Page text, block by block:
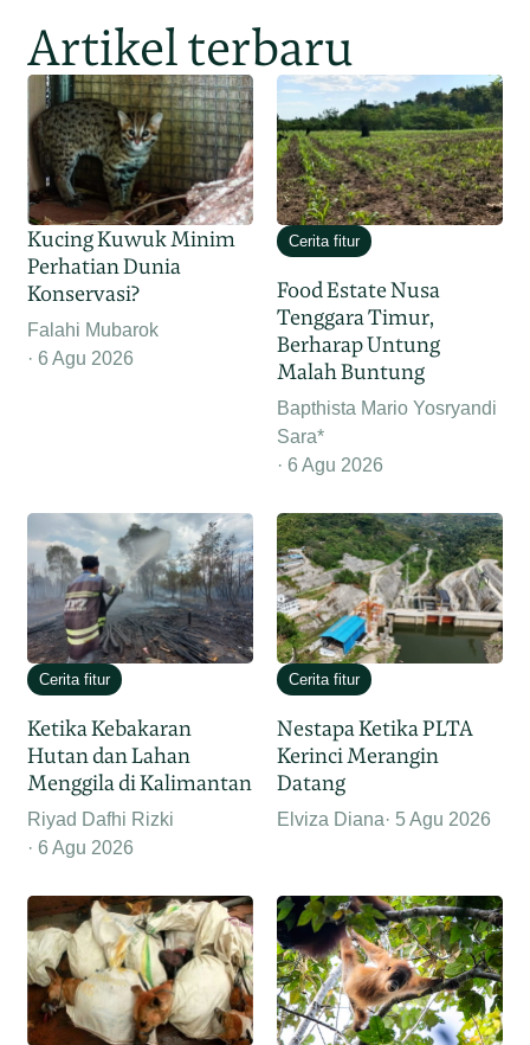
Artikel terbaru
Kucing Kuwuk Minim
Perhatian Dunia
Konservasi?
Falahi Mubarok
6 Agu 2026
Cerita fitur
Food Estate Nusa
Tenggara Timur,
Berharap Untung
Malah Buntung
Bapthista Mario Yosryandi
Sara*
6 Agu 2026
Cerita fitur
Ketika Kebakaran
Hutan dan Lahan
Menggila di Kalimantan
Riyad Dafhi Rizki
6 Agu 2026
Cerita fitur
Nestapa Ketika PLTA
Kerinci Merangin
Datang
Elviza Diana 5 Agu 2026